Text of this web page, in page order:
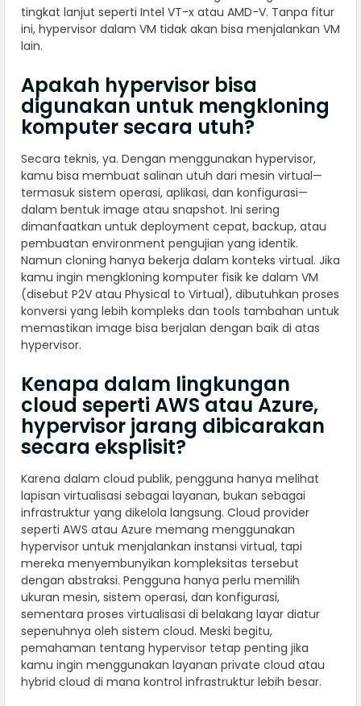
tingkat lanjut seperti Intel VT-x atau AMD-V. Tanpa fitur
ini, hypervisor dalam VM tidak akan bisa menjalankan VM
lain.
Apakah hypervisor bisa
digunakan untuk mengkloning
komputer secara utuh?
Secara teknis, ya. Dengan menggunakan hypervisor,
kamu bisa membuat salinan utuh dari mesin virtual—
termasuk sistem operasi, aplikasi, dan konfigurasi—
dalam bentuk image atau snapshot. Ini sering
dimanfaatkan untuk deployment cepat, backup, atau
pembuatan environment pengujian yang identik.
Namun cloning hanya bekerja dalam konteks virtual. Jika
kamu ingin mengkloning komputer fisik ke dalam VM
(disebut P2V atau Physical to Virtual), dibutuhkan proses
konversi yang lebih kompleks dan tools tambahan untuk
memastikan image bisa berjalan dengan baik di atas
hypervisor.
Kenapa dalam lingkungan
cloud seperti AWS atau Azure,
hypervisor jarang dibicarakan
secara eksplisit?
Karena dalam cloud publik, pengguna hanya melihat
lapisan virtualisasi sebagai layanan, bukan sebagai
infrastruktur yang dikelola langsung. Cloud provider
seperti AWS atau Azure memang menggunakan
hypervisor untuk menjalankan instansi virtual, tapi
mereka menyembunyikan kompleksitas tersebut
dengan abstraksi. Pengguna hanya perlu memilih
ukuran mesin, sistem operasi, dan konfigurasi,
sementara proses virtualisasi di belakang layar diatur
sepenuhnya oleh sistem cloud. Meski begitu,
pemahaman tentang hypervisor tetap penting jika
kamu ingin menggunakan layanan private cloud atau
hybrid cloud di mana kontrol infrastruktur lebih besar.